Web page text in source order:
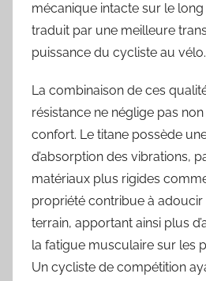
mécanique intacte sur le
traduit par une meilleure
puissance du cycliste au vélo.
La combinaison de ces
résistance ne néglige pas
confort. Le titane possède
d’absorption des vibrations,
matériaux plus rigides comme
propriété contribue à adoucir
terrain, apportant ainsi plus
la fatigue musculaire sur les
Un cycliste de compétition